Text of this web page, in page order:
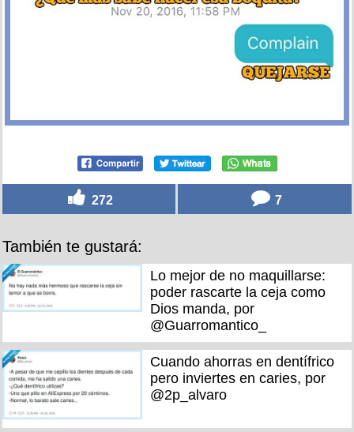
272 7
También te gustará:
Lo mejor de no maquillarse:
poder rascarte la ceja como
Dios manda, por
@Guarromantico_
Cuando ahorras en dentífrico
pero inviertes en caries, por
@2p_alvaro